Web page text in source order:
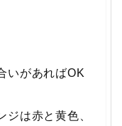
いがあればOK
は赤と黄色、